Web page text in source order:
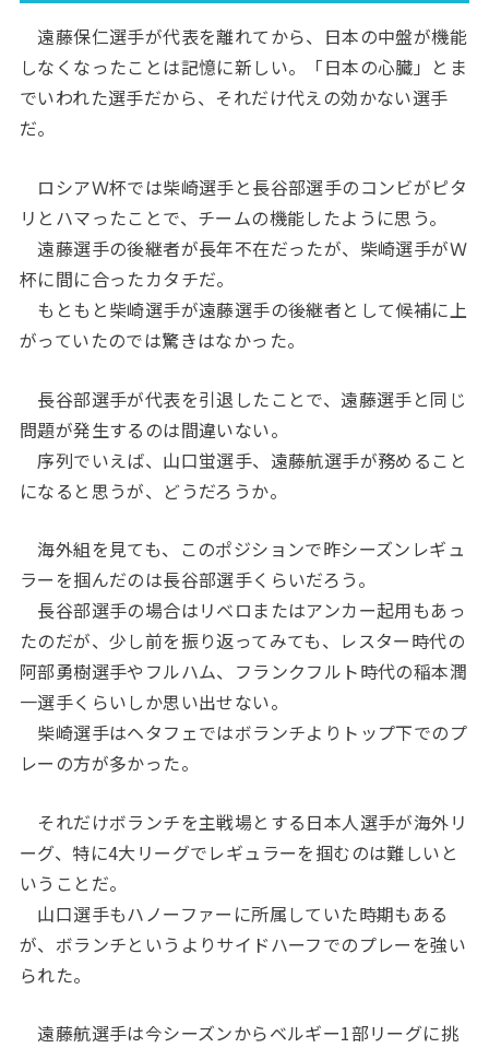
遠藤保仁選手が代表を離れてから、日本の中盤が機能
しなくなったことは記憶に新しい。「日本の心臓」とま
でいわれた選手だから、それだけ代えの効かない選手
だ。
ロシアＷ杯では柴崎選手と長谷部選手のコンビがピタ
リとハマったことで、チームの機能したように思う。
遠藤選手の後継者が長年不在だったが、柴崎選手がＷ
杯に間に合ったカタチだ。
もともと柴崎選手が遠藤選手の後継者として候補に上
がっていたのでは驚きはなかった。
長谷部選手が代表を引退したことで、遠藤選手と同じ
問題が発生するのは間違いない。
序列でいえば、山口蛍選手、遠藤航選手が務めること
になると思うが、どうだろうか。
海外組を見ても、このポジションで昨シーズンレギュ
ラーを掴んだのは長谷部選手くらいだろう。
長谷部選手の場合はリベロまたはアンカー起用もあっ
たのだが、少し前を振り返ってみても、レスター時代の
阿部勇樹選手やフルハム、フランクフルト時代の稲本潤
一選手くらいしか思い出せない。
柴崎選手はヘタフェではボランチよりトップ下でのプ
レーの方が多かった。
それだけボランチを主戦場とする日本人選手が海外リ
ーグ、特に4大リーグでレギュラーを掴むのは難しいと
いうことだ。
山口選手もハノーファーに所属していた時期もある
が、ボランチというよりサイドハーフでのプレーを強い
られた。
遠藤航選手は今シーズンからベルギー1部リーグに挑